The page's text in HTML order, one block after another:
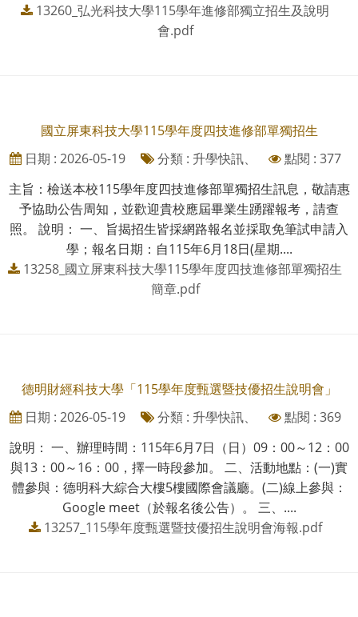
13260_弘光科技大學115學年進修部獨立招生及說明
會.pdf
國立屏東科技大學115學年度四技進修部單獨招生
日期 : 2026-05-19
分類 : 升學快訊、
點閱 : 377
主旨：檢送本校115學年度四技進修部單獨招生訊息，敬請惠
予協助公告周知，並歡迎貴校應屆畢業生踴躍報考，請查
照。 說明： 一、旨揭招生皆採網路報名並採取免筆試申請入
學；報名日期：自115年6月18日(星期....
13258_國立屏東科技大學115學年度四技進修部單獨招生
簡章.pdf
德明財經科技大學「115學年度甄選暨技優招生說明會」
日期 : 2026-05-19
分類 : 升學快訊、
點閱 : 369
說明： 一、辦理時間：115年6月7日（日）09：00～12：00
與13：00～16：00，擇一時段參加。 二、活動地點：(一)實
體參與：德明科大綜合大樓5樓國際會議廳。(二)線上參與：
Google meet（於報名後公告）。 三、....
13257_115學年度甄選暨技優招生說明會海報.pdf